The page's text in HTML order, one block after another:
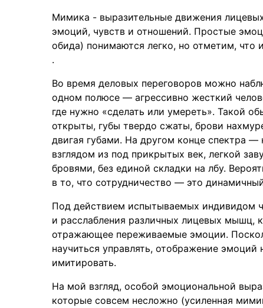
Мимика - выразительные движения
эмоций, чувств и отношений. Простые
обида) понимаются легко, но отметим, что
.
Во время деловых переговоров можно
одном полюсе — агрессивно жесткий
где нужно «сделать или умереть». Такой
открыты, губы твердо сжаты, брови
двигая губами. На другом конце спектра
взглядом из под прикрытых век, легкой
бровями, без единой складки на лбу.
в то, что сотрудничество — это
Под действием испытываемых индивидом
и расслабления различных лицевых мышц,
отражающее переживаемые эмоции.
научиться управлять, отображение
имитировать.
На мой взгляд, особой эмоциональной
которые совсем несложно (усиленная